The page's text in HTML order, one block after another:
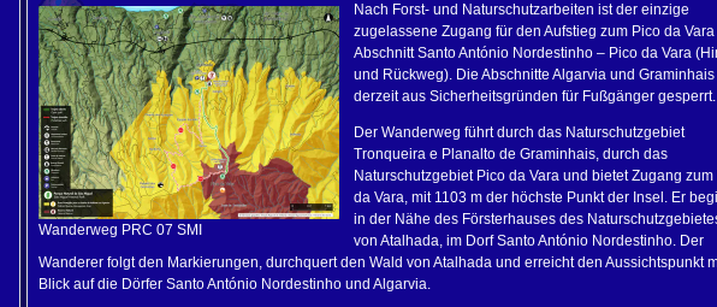
Wanderweg PRC 07 SMI
Nach Forst- und Naturschutzarbeiten ist der einzige
zugelassene Zugang für den Aufstieg zum Pico da
Abschnitt Santo António Nordestinho – Pico da Vara
und Rückweg). Die Abschnitte Algarvia und Graminhais
derzeit aus Sicherheitsgründen für Fußgänger gesperrt.
Der Wanderweg führt durch das Naturschutzgebiet
Tronqueira e Planalto de Graminhais, durch das
Naturschutzgebiet Pico da Vara und bietet Zugang zum
da Vara, mit 1103 m der höchste Punkt der Insel. Er
in der Nähe des Försterhauses des
von Atalhada, im Dorf Santo António Nordestinho. Der
Wanderer folgt den Markierungen, durchquert den Wald von Atalhada und erreicht den Aussichtspunkt
Blick auf die Dörfer Santo António Nordestinho und Algarvia.